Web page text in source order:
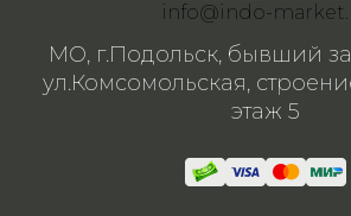
info@indo-
МО, г.Подольск, бывший
ул.Комсомольская,
этаж 5